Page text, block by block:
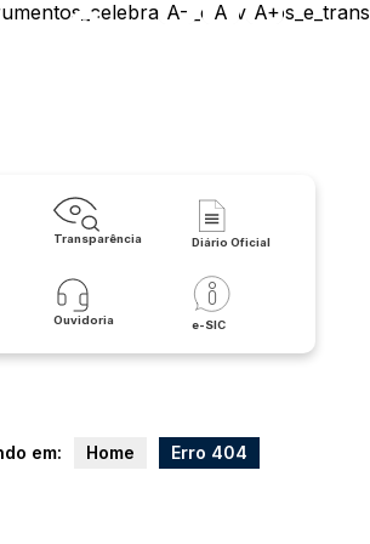
A- A A+
Transparência Diário Oficial
Ouvidoria e-SIC
em: Home Erro 404